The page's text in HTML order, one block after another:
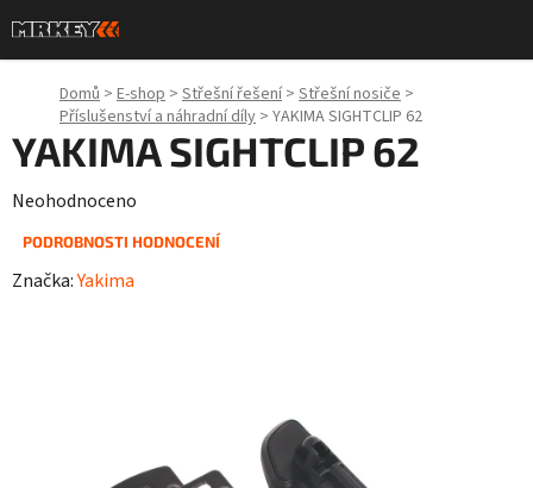
na
obsah
Domů > E-shop > Střešní řešení > Střešní nosiče >
Příslušenství a náhradní díly > YAKIMA SIGHTCLIP 62
YAKIMA SIGHTCLIP 62
Průměrné
hodnocení
Neohodnoceno
PODROBNOSTI HODNOCENÍ
Značka:Yakima